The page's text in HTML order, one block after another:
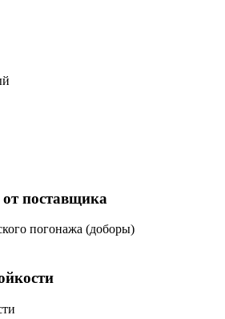
поставщика
погонажа (доборы)